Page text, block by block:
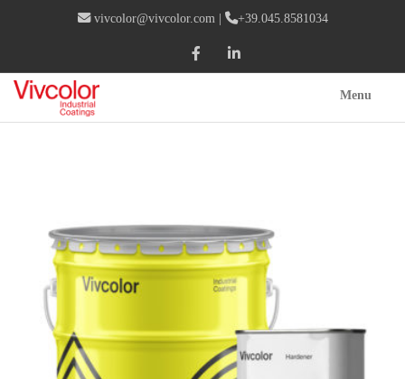
vivcolor@vivcolor.com | +39.045.8581034
Menu